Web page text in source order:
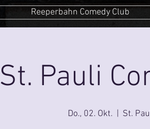
Reeperbahn Comedy Club
St. Pauli
Do., 02. Okt. St.